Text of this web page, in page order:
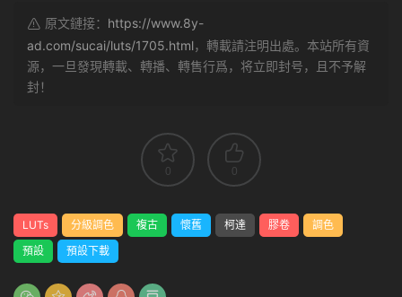
原文鏈接： https://www.8y-
ad.com/sucai/luts/1705.html，轉載請注明出處。本站所有資
源，一旦發現轉載、轉播、轉售行爲，将立即封号，且不予解
封！
0 0
LUTs 分級調色 複古 懷舊 柯達 膠卷
調色
預設
預設下載